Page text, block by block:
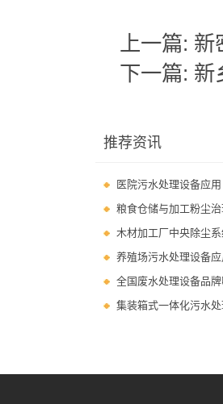
上一篇: 新
下一篇: 新
推荐资讯
医院污水处理设备应
粮食仓储与加工粉尘
木材加工厂中央除尘
养殖场污水处理设备
全国废水处理设备品
集装箱式一体化污水